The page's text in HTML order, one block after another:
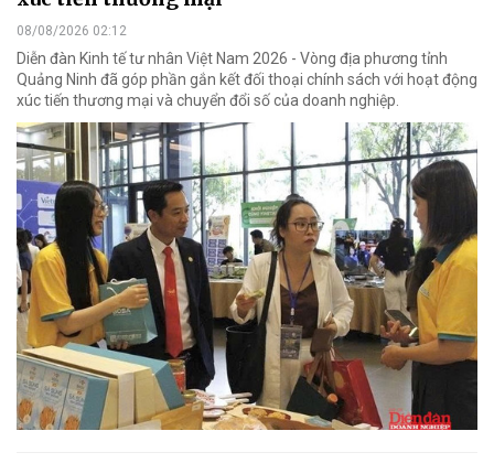
08/08/2026 02:12
Diễn đàn Kinh tế tư nhân Việt Nam 2026 - Vòng địa phương tỉnh
Quảng Ninh đã góp phần gắn kết đối thoại chính sách với hoạt động
xúc tiến thương mại và chuyển đổi số của doanh nghiệp.